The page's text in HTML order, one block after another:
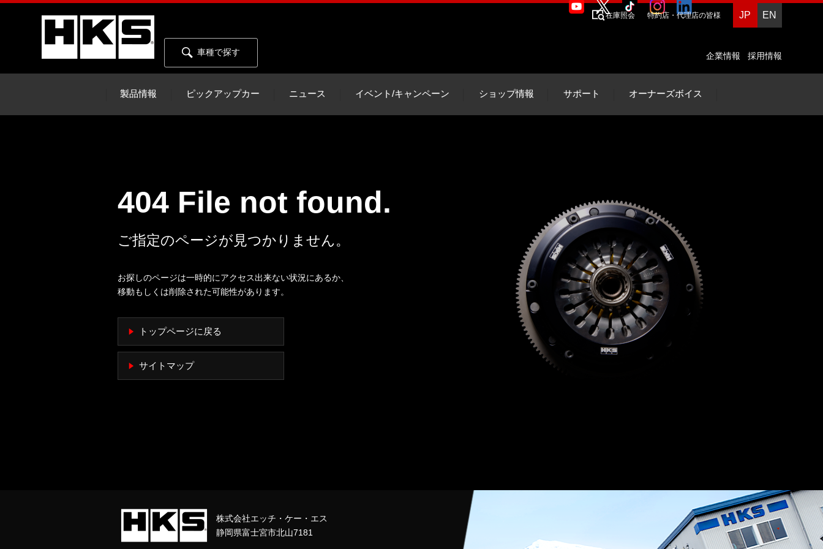
車種で探す 企業情報 採用情報
在庫照会 特約店・代理店の皆様 JP EN
製品情報 ピックアップカー ニュース イベント/キャンペーン ショップ情報 サポート オーナーズボイス
404 File not found.
ご指定のページが見つかりません。
お探しのページは一時的にアクセス出来ない状況にあるか、
移動もしくは削除された可能性があります。
トップページに戻る
サイトマップ
株式会社エッチ・ケー・エス
静岡県富士宮市北山7181